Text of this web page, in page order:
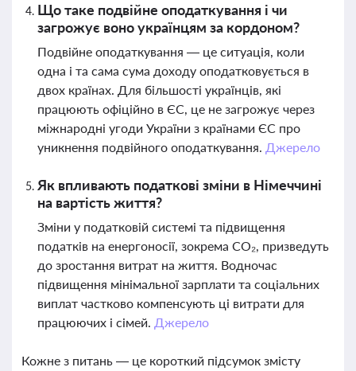
Що таке подвійне оподаткування і чи
загрожує воно українцям за кордоном?
Подвійне оподаткування — це ситуація, коли
одна і та сама сума доходу оподатковується в
двох країнах. Для більшості українців, які
працюють офіційно в ЄС, це не загрожує через
міжнародні угоди України з країнами ЄС про
уникнення подвійного оподаткування. Джерело
Як впливають податкові зміни в Німеччині
на вартість життя?
Зміни у податковій системі та підвищення
податків на енергоносії, зокрема CO₂, призведуть
до зростання витрат на життя. Водночас
підвищення мінімальної зарплати та соціальних
виплат частково компенсують ці витрати для
працюючих і сімей. Джерело
Кожне з питань — це короткий підсумок змісту